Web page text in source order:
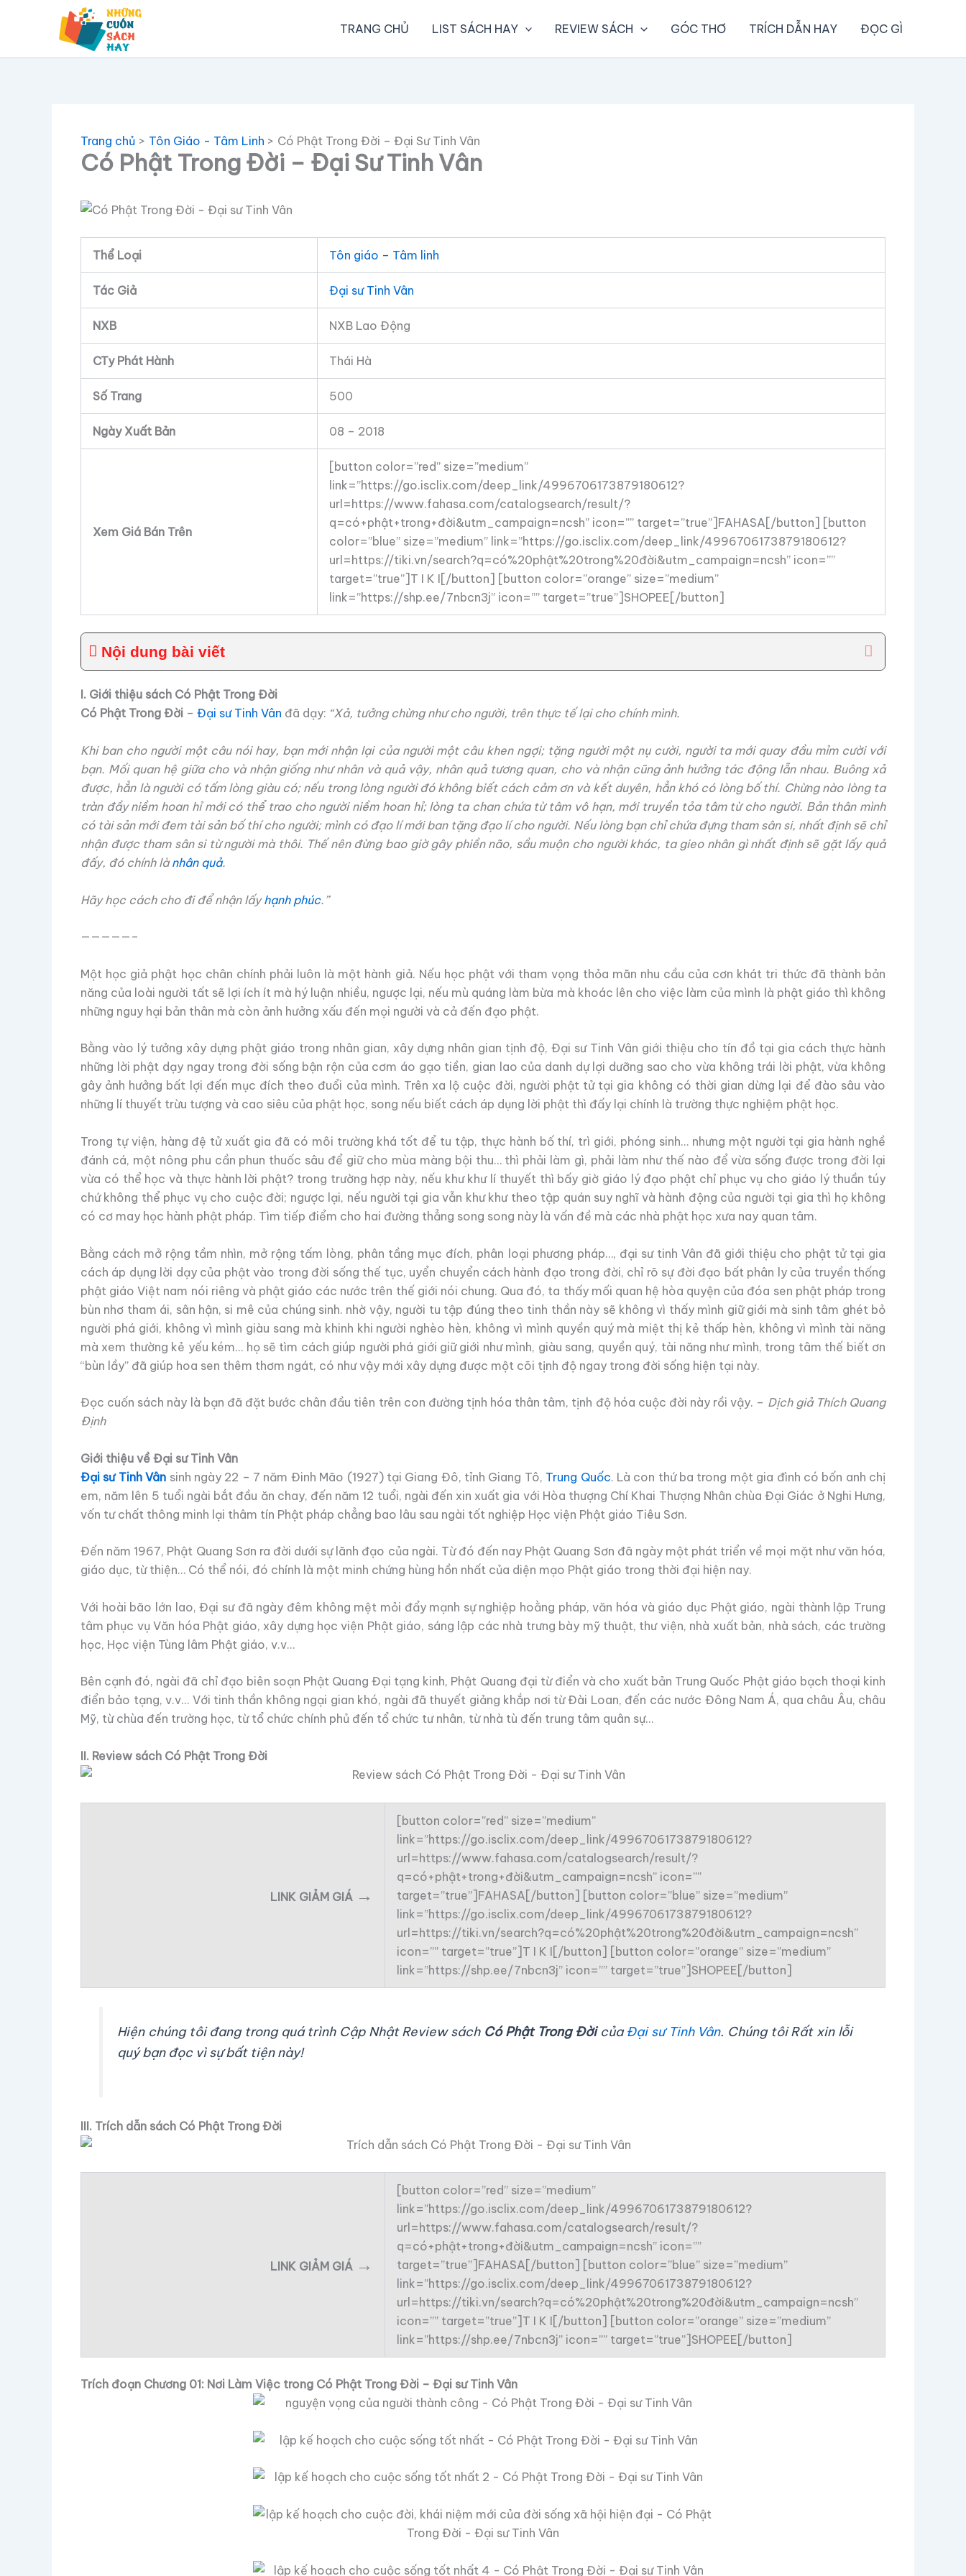
TRANG CHỦ LIST SÁCH HAY REVIEW SÁCH GÓC THƠ TRÍCH DẪN HAY ĐỌC GÌ
Trang chủ Tôn Giáo - Tâm Linh Có Phật Trong Đời – Đại Sư Tinh Vân
Có Phật Trong Đời – Đại Sư Tinh Vân
Thể Loại Tôn giáo – Tâm linh
Tác Giả Đại sư Tinh Vân
NXB NXB Lao Động
CTy Phát Hành Thái Hà
Số Trang 500
Ngày Xuất Bản 08 – 2018
Xem Giá Bán Trên
[button color=”red” size=”medium”
link=”https://go.isclix.com/deep_link/4996706173879180612?
url=https://www.fahasa.com/catalogsearch/result/?
q=có+phật+trong+đời&utm_campaign=ncsh” icon=”” target=”true”]FAHASA[/button] [button
color=”blue” size=”medium” link=”https://go.isclix.com/deep_link/4996706173879180612?
url=https://tiki.vn/search?q=có%20phật%20trong%20đời&utm_campaign=ncsh” icon=””
target=”true”]T I K I[/button] [button color=”orange” size=”medium”
link=”https://shp.ee/7nbcn3j” icon=”” target=”true”]SHOPEE[/button]
Nội dung bài viết
I. Giới thiệu sách Có Phật Trong Đời
Có Phật Trong Đời – Đại sư Tinh Vân đã dạy: “Xả, tưởng chừng như cho người, trên thực tế lại cho chính mình.
Khi ban cho người một câu nói hay, bạn mới nhận lại của người một câu khen ngợi; tặng người một nụ cười, người ta mới quay đầu mỉm cười với
bạn. Mối quan hệ giữa cho và nhận giống như nhân và quả vậy, nhân quả tương quan, cho và nhận cũng ảnh hưởng tác động lẫn nhau. Buông xả
được, hẳn là người có tấm lòng giàu có; nếu trong lòng người đó không biết cách cảm ơn và kết duyên, hẳn khó có lòng bố thí. Chừng nào lòng ta
tràn đầy niềm hoan hỉ mới có thể trao cho người niềm hoan hỉ; lòng ta chan chứa từ tâm vô hạn, mới truyền tỏa tâm từ cho người. Bản thân mình
có tài sản mới đem tài sản bố thí cho người; mình có đạo lí mới ban tặng đạo lí cho người. Nếu lòng bạn chỉ chứa đựng tham sân si, nhất định sẽ chỉ
nhận được tham sân si từ người mà thôi. Thế nên đừng bao giờ gây phiền não, sầu muộn cho người khác, ta gieo nhân gì nhất định sẽ gặt lấy quả
đấy, đó chính là nhân quả.
Hãy học cách cho đi để nhận lấyhạnh phúc.”
—————–
Một học giả phật học chân chính phải luôn là một hành giả. Nếu học phật với tham vọng thỏa mãn nhu cầu của cơn khát tri thức đã thành bản
năng của loài người tất sẽ lợi ích ít mà hý luận nhiều, ngược lại, nếu mù quáng làm bừa mà khoác lên cho việc làm của mình là phật giáo thì không
những nguy hại bản thân mà còn ảnh hưởng xấu đến mọi người và cả đến đạo phật.
Bằng vào lý tưởng xây dựng phật giáo trong nhân gian, xây dựng nhân gian tịnh độ, Đại sư Tinh Vân giới thiệu cho tín đồ tại gia cách thực hành
những lời phật dạy ngay trong đời sống bận rộn của cơm áo gạo tiền, gian lao của danh dự lợi dưỡng sao cho vừa không trái lời phật, vừa không
gây ảnh hưởng bất lợi đến mục đích theo đuổi của mình. Trên xa lộ cuộc đời, người phật tử tại gia không có thời gian dừng lại để đào sâu vào
những lí thuyết trừu tượng và cao siêu của phật học, song nếu biết cách áp dụng lời phật thì đấy lại chính là trường thực nghiệm phật học.
Trong tự viện, hàng đệ tử xuất gia đã có môi trường khá tốt để tu tập, thực hành bố thí, trì giới, phóng sinh… nhưng một người tại gia hành nghề
đánh cá, một nông phu cần phun thuốc sâu để giữ cho mùa màng bội thu… thì phải làm gì, phải làm như thế nào để vừa sống được trong đời lại
vừa có thể học và thực hành lời phật? trong trường hợp này, nếu khư khư lí thuyết thì bấy giờ giáo lý đạo phật chỉ phục vụ cho giáo lý thuần túy
chứ không thể phục vụ cho cuộc đời; ngược lại, nếu người tại gia vẫn khư khư theo tập quán suy nghĩ và hành động của người tại gia thì họ không
có cơ may học hành phật pháp. Tìm tiếp điểm cho hai đường thẳng song song này là vấn đề mà các nhà phật học xưa nay quan tâm.
Bằng cách mở rộng tầm nhìn, mở rộng tấm lòng, phân tầng mục đích, phân loại phương pháp…, đại sư tinh Vân đã giới thiệu cho phật tử tại gia
cách áp dụng lời dạy của phật vào trong đời sống thế tục, uyển chuyển cách hành đạo trong đời, chỉ rõ sự đời đạo bất phân ly của truyền thống
phật giáo Việt nam nói riêng và phật giáo các nước trên thế giới nói chung. Qua đó, ta thấy mối quan hệ hòa quyện của đóa sen phật pháp trong
bùn nhơ tham ái, sân hận, si mê của chúng sinh. nhờ vậy, người tu tập đúng theo tinh thần này sẽ không vì thấy mình giữ giới mà sinh tâm ghét bỏ
người phá giới, không vì mình giàu sang mà khinh khi người nghèo hèn, không vì mình quyền quý mà miệt thị kẻ thấp hèn, không vì mình tài năng
mà xem thường kẻ yếu kém… họ sẽ tìm cách giúp người phá giới giữ giới như mình, giàu sang, quyền quý, tài năng như mình, trong tâm thế biết ơn
“bùn lầy” đã giúp hoa sen thêm thơm ngát, có như vậy mới xây dựng được một cõi tịnh độ ngay trong đời sống hiện tại này.
Đọc cuốn sách này là bạn đã đặt bước chân đầu tiên trên con đường tịnh hóa thân tâm, tịnh độ hóa cuộc đời này rồi vậy. – Dịch giả Thích Quang
Định
Giới thiệu về Đại sư Tinh Vân
Đại sư Tinh Vân sinh ngày 22 – 7 năm Đinh Mão (1927) tại Giang Đô, tỉnh Giang Tô, Trung Quốc. Là con thứ ba trong một gia đình có bốn anh chị
em, năm lên 5 tuổi ngài bắt đầu ăn chay, đến năm 12 tuổi, ngài đến xin xuất gia với Hòa thượng Chí Khai Thượng Nhân chùa Đại Giác ở Nghi Hưng,
vốn tư chất thông minh lại thâm tín Phật pháp chẳng bao lâu sau ngài tốt nghiệp Học viện Phật giáo Tiêu Sơn.
Đến năm 1967, Phật Quang Sơn ra đời dưới sự lãnh đạo của ngài. Từ đó đến nay Phật Quang Sơn đã ngày một phát triển về mọi mặt như văn hóa,
giáo dục, từ thiện… Có thể nói, đó chính là một minh chứng hùng hồn nhất của diện mạo Phật giáo trong thời đại hiện nay.
Với hoài bão lớn lao, Đại sư đã ngày đêm không mệt mỏi đẩy mạnh sự nghiệp hoằng pháp, văn hóa và giáo dục Phật giáo, ngài thành lập Trung
tâm phục vụ Văn hóa Phật giáo, xây dựng học viện Phật giáo, sáng lập các nhà trưng bày mỹ thuật, thư viện, nhà xuất bản, nhà sách, các trường
học, Học viện Tùng lâm Phật giáo, v.v…
Bên cạnh đó, ngài đã chỉ đạo biên soạn Phật Quang Đại tạng kinh, Phật Quang đại từ điển và cho xuất bản Trung Quốc Phật giáo bạch thoại kinh
điển bảo tạng, v.v… Với tinh thần không ngại gian khó, ngài đã thuyết giảng khắp nơi từ Đài Loan, đến các nước Đông Nam Á, qua châu Âu, châu
Mỹ, từ chùa đến trường học, từ tổ chức chính phủ đến tổ chức tư nhân, từ nhà tù đến trung tâm quân sự…
II. Review sách Có Phật Trong Đời
LINK GIẢM GIÁ →
[button color=”red” size=”medium”
link=”https://go.isclix.com/deep_link/4996706173879180612?
url=https://www.fahasa.com/catalogsearch/result/?
q=có+phật+trong+đời&utm_campaign=ncsh” icon=””
target=”true”]FAHASA[/button] [button color=”blue” size=”medium”
link=”https://go.isclix.com/deep_link/4996706173879180612?
url=https://tiki.vn/search?q=có%20phật%20trong%20đời&utm_campaign=ncsh”
icon=”” target=”true”]T I K I[/button] [button color=”orange” size=”medium”
link=”https://shp.ee/7nbcn3j” icon=”” target=”true”]SHOPEE[/button]
Hiện chúng tôi đang trong quá trình Cập Nhật Review sách Có Phật Trong ĐờicủaĐại sư Tinh Vân. Chúng tôi Rất xin lỗi
quý bạn đọc vì sự bất tiện này!
III. Trích dẫn sách Có Phật Trong Đời
LINK GIẢM GIÁ →
[button color=”red” size=”medium”
link=”https://go.isclix.com/deep_link/4996706173879180612?
url=https://www.fahasa.com/catalogsearch/result/?
q=có+phật+trong+đời&utm_campaign=ncsh” icon=””
target=”true”]FAHASA[/button] [button color=”blue” size=”medium”
link=”https://go.isclix.com/deep_link/4996706173879180612?
url=https://tiki.vn/search?q=có%20phật%20trong%20đời&utm_campaign=ncsh”
icon=”” target=”true”]T I K I[/button] [button color=”orange” size=”medium”
link=”https://shp.ee/7nbcn3j” icon=”” target=”true”]SHOPEE[/button]
Trích đoạn Chương 01: Nơi Làm Việc trong Có Phật Trong Đời – Đại sư Tinh Vân